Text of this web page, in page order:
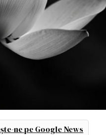
ne pe Google News